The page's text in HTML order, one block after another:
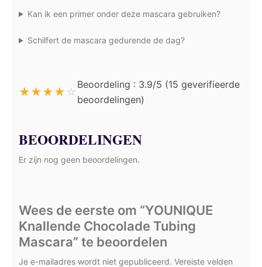
Kan ik een primer onder deze mascara gebruiken?
Schilfert de mascara gedurende de dag?
★★★★ ☆
Beoordeling : 3.9/5 (15 geverifieerde
beoordelingen)
BEOORDELINGEN
Er zijn nog geen beoordelingen.
Wees de eerste om “YOUNIQUE
Knallende Chocolade Tubing
Mascara” te beoordelen
Je e-mailadres wordt niet gepubliceerd. Vereiste velden